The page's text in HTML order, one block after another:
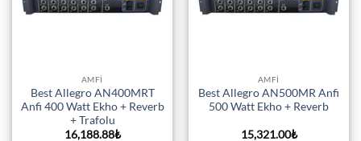
AMFI
Best Allegro AN400MRT
Anfi 400 Watt Ekho + Reverb
+ Trafolu
16,188.88₺
AMFI
Best Allegro AN500MR Anfi
500 Watt Ekho + Reverb
15,321.00₺